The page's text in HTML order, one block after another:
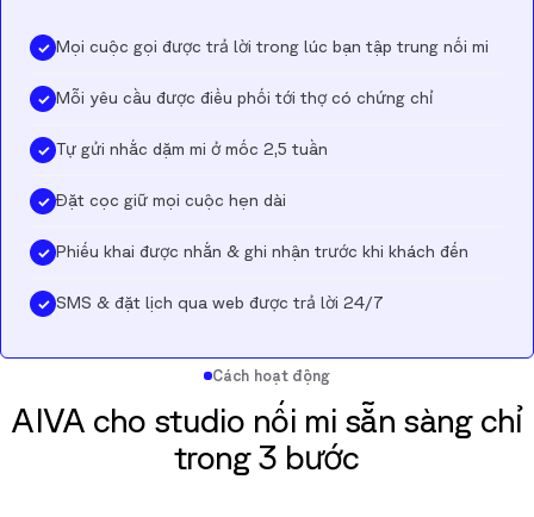
✓ Mọi cuộc gọi được trả lời trong lúc bạn tập trung nối mi
✓ Mỗi yêu cầu được điều phối tới thợ có chứng chỉ
✓ Tự gửi nhắc dặm mi ở mốc 2,5 tuần
✓ Đặt cọc giữ mọi cuộc hẹn dài
✓ Phiếu khai được nhắn & ghi nhận trước khi khách đến
✓ SMS & đặt lịch qua web được trả lời 24/7
Cách hoạt động
AIVA cho studio nối mi sẵn sàng chỉ
trong 3 bước